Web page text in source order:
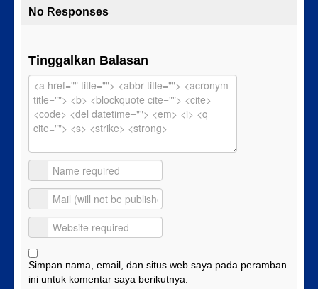
No Responses
Tinggalkan Balasan
Simpan nama, email, dan situs web saya pada peramban
ini untuk komentar saya berikutnya.